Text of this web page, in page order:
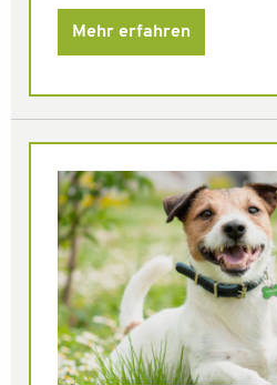
Mehr erfahren